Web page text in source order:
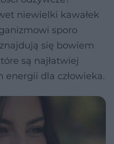
niewielki kawałek
sporo
się bowiem
są najłatwiej
energii dla człowieka.